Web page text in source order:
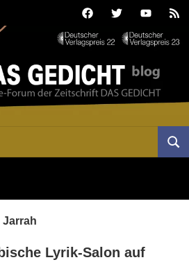
FacebookTwitterYoutube
Jarrah
Lyrik-Salon auf